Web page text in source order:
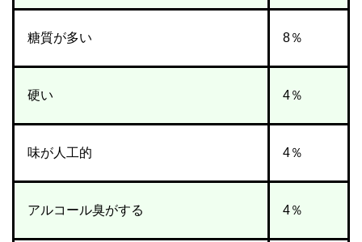
糖質が多い 8％
硬い 4％
味が人工的 4％
アルコール臭がする 4％